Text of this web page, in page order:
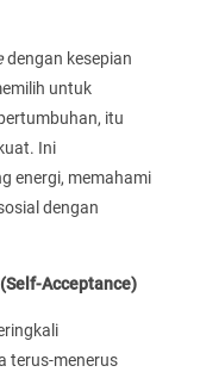
dengan kesepian
untuk
itu
Ini
energi, memahami
dengan
Acceptance)
terus-menerus